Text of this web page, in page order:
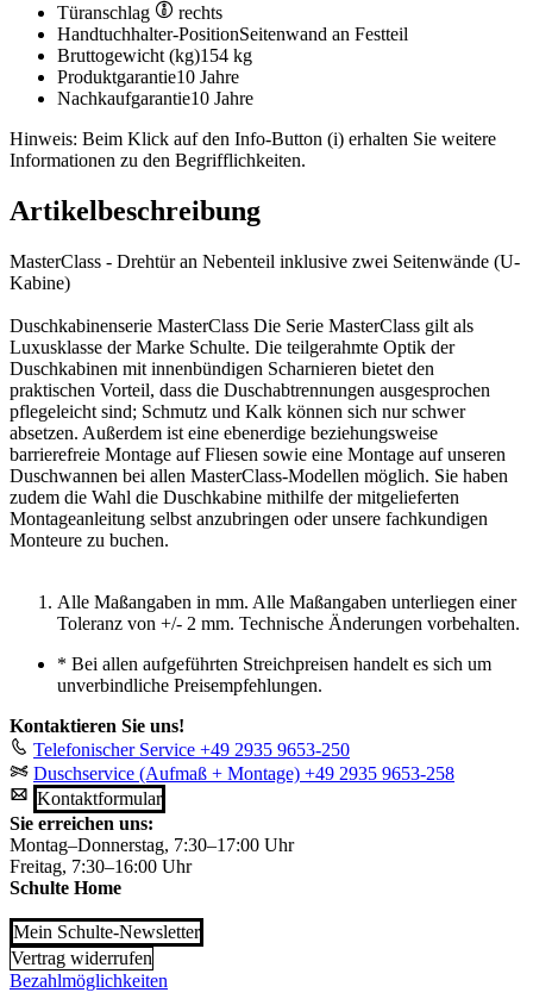
Türanschlag
rechts
Handtuchhalter-PositionSeitenwand an Festteil
Bruttogewicht (kg)154 kg
Produktgarantie10 Jahre
Nachkaufgarantie10 Jahre
Hinweis: Beim Klick auf den Info-Button (i) erhalten Sie weitere
Informationen zu den Begrifflichkeiten.
Artikelbeschreibung
MasterClass - Drehtür an Nebenteil inklusive zwei Seitenwände (U-
Kabine)
Duschkabinenserie MasterClass Die Serie MasterClass gilt als
Luxusklasse der Marke Schulte. Die teilgerahmte Optik der
Duschkabinen mit innenbündigen Scharnieren bietet den
praktischen Vorteil, dass die Duschabtrennungen ausgesprochen
pflegeleicht sind; Schmutz und Kalk können sich nur schwer
absetzen. Außerdem ist eine ebenerdige beziehungsweise
barrierefreie Montage auf Fliesen sowie eine Montage auf unseren
Duschwannen bei allen MasterClass-Modellen möglich. Sie haben
zudem die Wahl die Duschkabine mithilfe der mitgelieferten
Montageanleitung selbst anzubringen oder unsere fachkundigen
Monteure zu buchen.
Alle Maßangaben in mm. Alle Maßangaben unterliegen einer
Toleranz von +/- 2 mm. Technische Änderungen vorbehalten.
* Bei allen aufgeführten Streichpreisen handelt es sich um
unverbindliche Preisempfehlungen.
Kontaktieren Sie uns!
Telefonischer Service +49 2935 9653-250
Duschservice (Aufmaß + Montage) +49 2935 9653-258
Kontaktformular
Sie erreichen uns:
Montag–Donnerstag, 7:30–17:00 Uhr
Freitag, 7:30–16:00 Uhr
Schulte Home
Mein Schulte-Newsletter
Vertrag widerrufen
Bezahlmöglichkeiten